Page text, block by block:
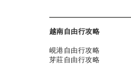
越南自由行攻略
峴港自由行攻略
芽莊自由行攻略